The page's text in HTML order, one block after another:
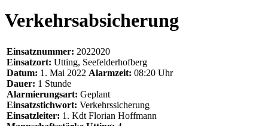
Verkehrsabsicherung
Einsatznummer: 2022020
Einsatzort: Utting, Seefelderhofberg
Datum: 1. Mai 2022 Alarmzeit: 08:20 Uhr
Dauer: 1 Stunde
Alarmierungsart: Geplant
Einsatzstichwort: Verkehrssicherung
Einsatzleiter: 1. Kdt Florian Hoffmann